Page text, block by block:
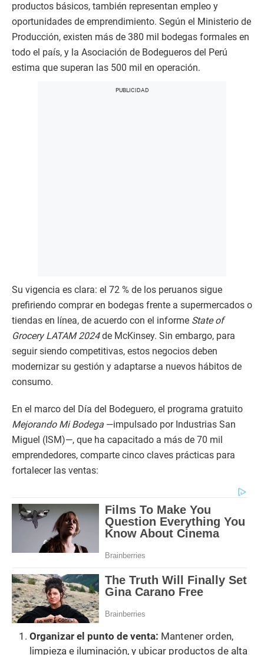
productos básicos, también representan empleo y
oportunidades de emprendimiento. Según el Ministerio de
Producción, existen más de 380 mil bodegas formales en
todo el país, y la Asociación de Bodegueros del Perú
estima que superan las 500 mil en operación.
Su vigencia es clara: el 72 % de los peruanos sigue
prefiriendo comprar en bodegas frente a supermercados o
tiendas en línea, de acuerdo con el informe State of
Grocery LATAM 2024de McKinsey. Sin embargo, para
seguir siendo competitivas, estos negocios deben
modernizar su gestión y adaptarse a nuevos hábitos de
consumo.
En el marco del Día del Bodeguero, el programa gratuito
Mejorando Mi Bodega —impulsado por Industrias San
Miguel (ISM)—, que ha capacitado a más de 70 mil
emprendedores, comparte cinco claves prácticas para
fortalecer las ventas:
Organizar el punto de venta: Mantener orden,
limpieza e iluminación, y ubicar productos de alta